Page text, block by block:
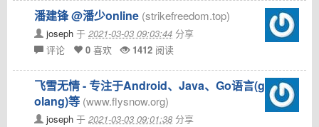
潘建锋 @潘少online (strikefreedom.top)
joseph 于 2021-03-03 09:03:44 分享
评论
0 喜欢 1412 阅读
飞雪无情 - 专注于Android、Java、Go语言(g
olang)等 (www.flysnow.org)
joseph 于 2021-03-03 09:01:38 分享